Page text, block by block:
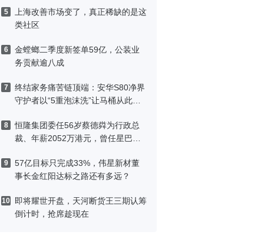
5
上海改善市场变了，真正稀缺的是这
类社区
6
金螳螂二季度新签单59亿，公装业
务贡献逾八成
7
终结家务痛苦链顶端：安华S80净界
守护者以“5重泡沫洗”让马桶从此免
8
恒隆集团委任56岁蔡德粦为行政总
裁、年薪2052万港元，曾任星巴克
9
57亿目标只完成33%，伟星新材董
事长金红阳达标之路还有多远？
10
即将耀世开盘，天河断货王三期认筹
倒计时，抢席趁现在